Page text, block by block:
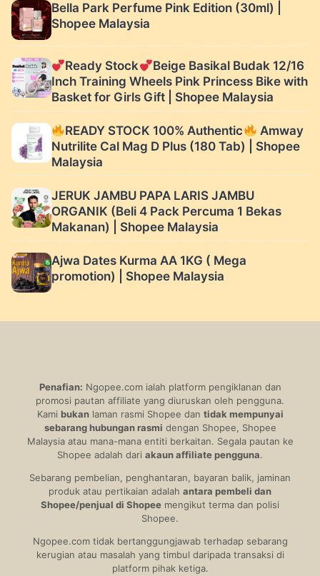
Bella Park Perfume Pink Edition (30ml) |
Shopee Malaysia
Ready Stock
Beige Basikal Budak 12/16
Inch Training Wheels Pink Princess Bike with
Basket for Girls Gift | Shopee Malaysia
READY STOCK 100% Authentic
Amway
Nutrilite Cal Mag D Plus (180 Tab) | Shopee
Malaysia
JERUK JAMBU PAPA LARIS JAMBU
ORGANIK (Beli 4 Pack Percuma 1 Bekas
Makanan) | Shopee Malaysia
Ajwa Dates Kurma AA 1KG ( Mega
promotion) | Shopee Malaysia
Penafian: Ngopee.com ialah platform pengiklanan dan
promosi pautan affiliate yang diuruskan oleh pengguna.
Kami bukanlaman rasmi Shopee dan tidak mempunyai
sebarang hubungan rasmi dengan Shopee, Shopee
Malaysia atau mana-mana entiti berkaitan. Segala pautan ke
Shopee adalah dari akaun affiliate pengguna.
Sebarang pembelian, penghantaran, bayaran balik, jaminan
produk atau pertikaian adalah antara pembeli dan
Shopee/penjual di Shopee mengikut terma dan polisi
Shopee.
Ngopee.com tidak bertanggungjawab terhadap sebarang
kerugian atau masalah yang timbul daripada transaksi di
platform pihak ketiga.